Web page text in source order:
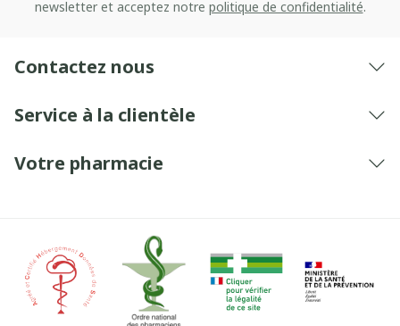
newsletter et acceptez notre politique de confidentialité.
Contactez nous
Service à la clientèle
Votre pharmacie